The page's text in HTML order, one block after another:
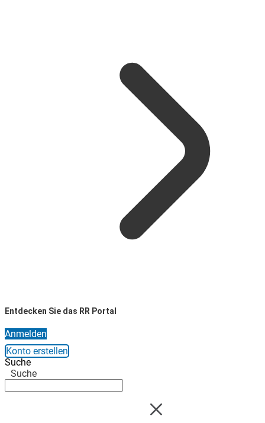
Entdecken Sie das RR Portal
Anmelden
Konto erstellen
Suche
Suche